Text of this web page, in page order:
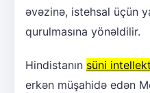
əvəzinə, istehsal üçün
qurulmasına yönəldilir.
Hindistanın süni intellekt
erkən müşahidə edən